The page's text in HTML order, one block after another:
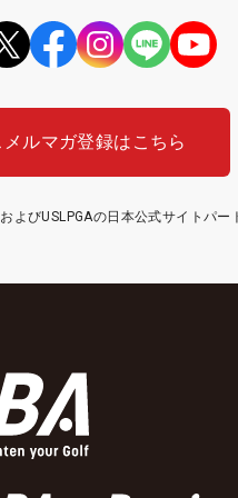
メルマガ登録はこちら
よびUSLPGAの日本公式サイトパー